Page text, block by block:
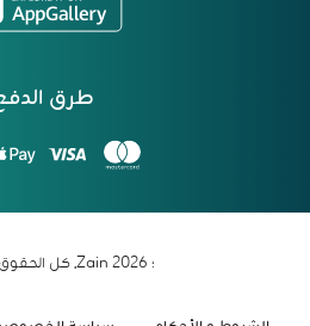
طرق
؛ 2026 Zain. كل الحقوق محفوظة.